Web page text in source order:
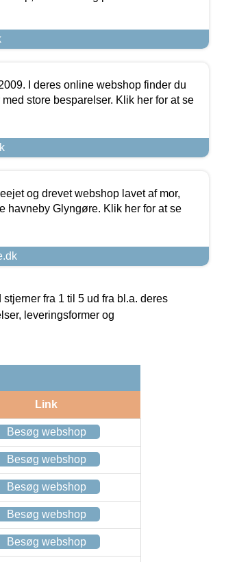
I deres online webshop finder du
store besparelser. Klik her for at se
og drevet webshop lavet af mor,
havneby Glyngøre. Klik her for at se
fra 1 til 5 ud fra bl.a. deres
leveringsformer og
Link
Besøg webshop
Besøg webshop
Besøg webshop
Besøg webshop
Besøg webshop